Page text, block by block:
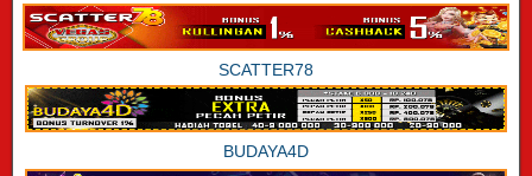
SCATTER78
BUDAYA4D